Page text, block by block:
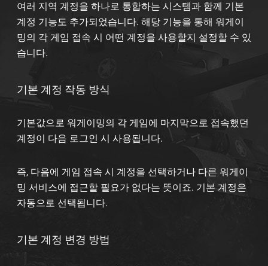
여러 지역 계정을 하나로 통합하는 시스템과 함께 기본
계정 기능도 추가되었습니다. 해당 기능을 통해 워게이
밍의 각 게임 접속 시 어떤 계정을 사용할지 설정할 수 있
습니다.
기본 계정 작동 방식
기본값으로 워게이밍의 각 게임에 마지막으로 접속했던
계정이 다음 로그인 시 사용됩니다.
즉, 다음에 게임 접속 시 계정을 선택하거나 다른 워게이
밍 서비스에 접근할 필요가 없다는 뜻이죠. 기본 계정은
자동으로 선택됩니다.
기본 계정 변경 방법